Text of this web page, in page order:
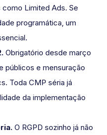
Limited Ads. Se
programática, um
Obrigatório desde março
públicos e mensuração
Toda CMP séria já
da implementação
O RGPD sozinho já não